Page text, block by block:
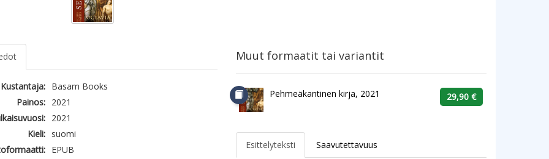
Kustantaja:
Basam Books
Painos:
2021
2021
Kieli:
suomi
EPUB
Muut formaatit tai variantit
Pehmeäkantinen kirja, 2021 29,90 €
Esittelyteksti Saavutettavuus